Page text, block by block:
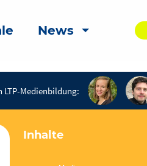
News
LTP-Medienbildung:
Inhalte